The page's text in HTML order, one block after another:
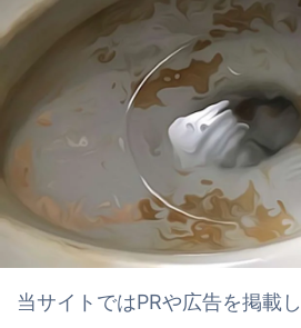
当サイトではPRや広告を掲載し